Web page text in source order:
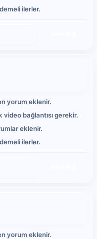
ilerler.
yorum eklenir.
bağlantısı gerekir.
eklenir.
ilerler.
yorum eklenir.